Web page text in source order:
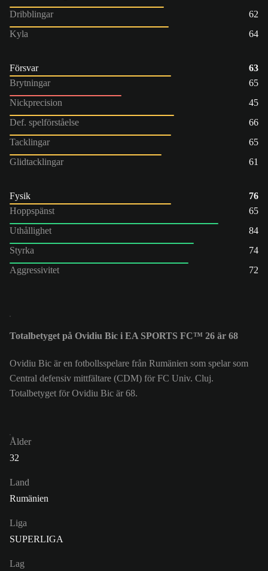
Dribblingar
62
Kyla
64
Försvar
63
Brytningar
65
Nickprecision
45
Def. spelförståelse
66
Tacklingar
65
Glidtacklingar
61
Fysik
76
Hoppspänst
65
Uthållighet
84
Styrka
74
Aggressivitet
72
Totalbetyget på Ovidiu Bic i EA SPORTS FC™ 26 är 68
Ovidiu Bic är en fotbollsspelare från Rumänien som spelar som
Central defensiv mittfältare (CDM) för FC Univ. Cluj.
Totalbetyget för Ovidiu Bic är 68.
Ålder
32
Land
Rumänien
Liga
SUPERLIGA
Lag